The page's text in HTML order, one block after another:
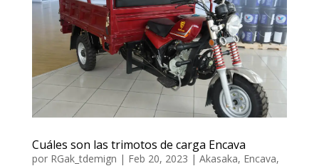
Cuáles son las trimotos de carga Encava
por RGak_tdemign | Feb 20, 2023 | Akasaka, Encava,